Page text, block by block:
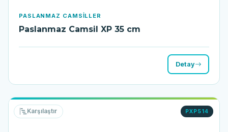
PASLANMAZ CAMSILLER
Paslanmaz Camsil XP 35 cm
Detay
PXP514
Karşılaştır